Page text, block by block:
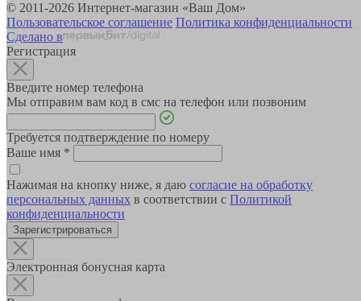
© 2011-2026 Интернет-магазин «Ваш Дом»
Пользовательское соглашение Политика конфиденциальности
Сделано в
Регистрация
Введите номер телефона
Мы отправим вам код в смс на телефон или позвоним
Требуется подтверждение по номеру
Ваше имя *
Нажимая на кнопку ниже, я даю согласие на обработку
персональных данных в соответствии с Политикой
конфиденциальности
Зарегистрироваться
Электронная бонусная карта